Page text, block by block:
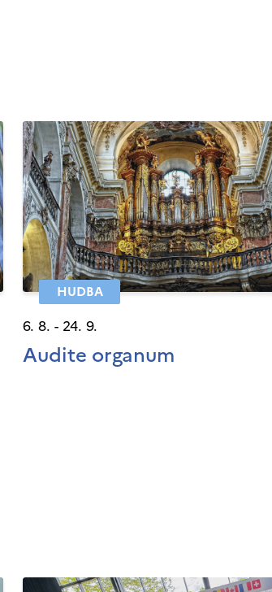
HUDBA
6. 8. - 24. 9.
Audite organum